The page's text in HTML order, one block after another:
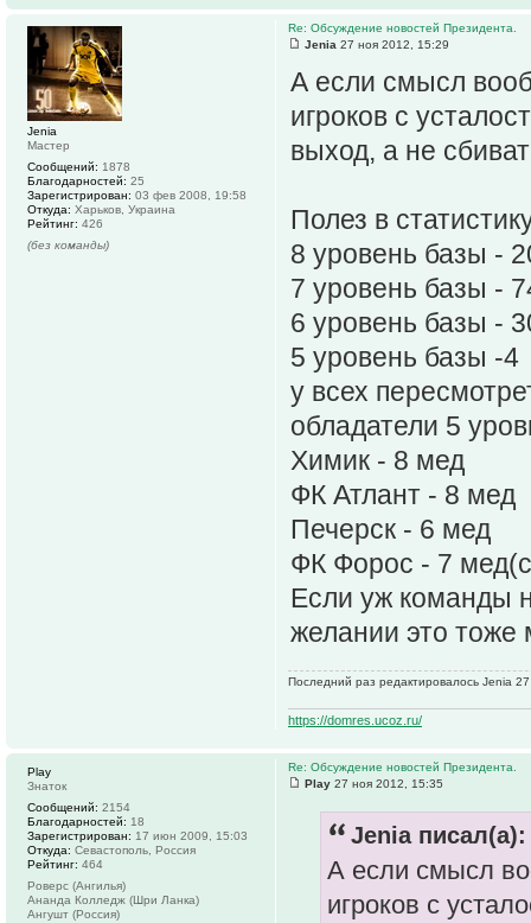
Re: Обсуждение новостей Президента.
Jenia 27 ноя 2012, 15:29
А если смысл
игроков с
выход, а не
Полез в
8 уровень базы -
7 уровень базы -
6 уровень базы -
5 уровень базы -4
у всех
обладатели 5
Химик - 8 мед
ФК Атлант - 8 мед
Печерск - 6 мед
ФК Форос - 7
Если уж команды
желании это
Последний раз редактировалось Jenia
https://domres.ucoz.ru/
Jenia
Мастер
Сообщений: 1878
Благодарностей: 25
Зарегистрирован: 03 фев 2008, 19:58
Откуда: Харьков, Украина
Рейтинг: 426
(без команды)
Re: Обсуждение новостей Президента.
Play 27 ноя 2012, 15:35
Jenia писал(а):
А если смысл
игроков с
Play
Знаток
Сообщений: 2154
Благодарностей: 18
Зарегистрирован: 17 июн 2009, 15:03
Откуда: Cевастополь, Россия
Рейтинг: 464
Роверс (Ангилья)
Ананда Колледж (Шри Ланка)
Ангушт (Россия)